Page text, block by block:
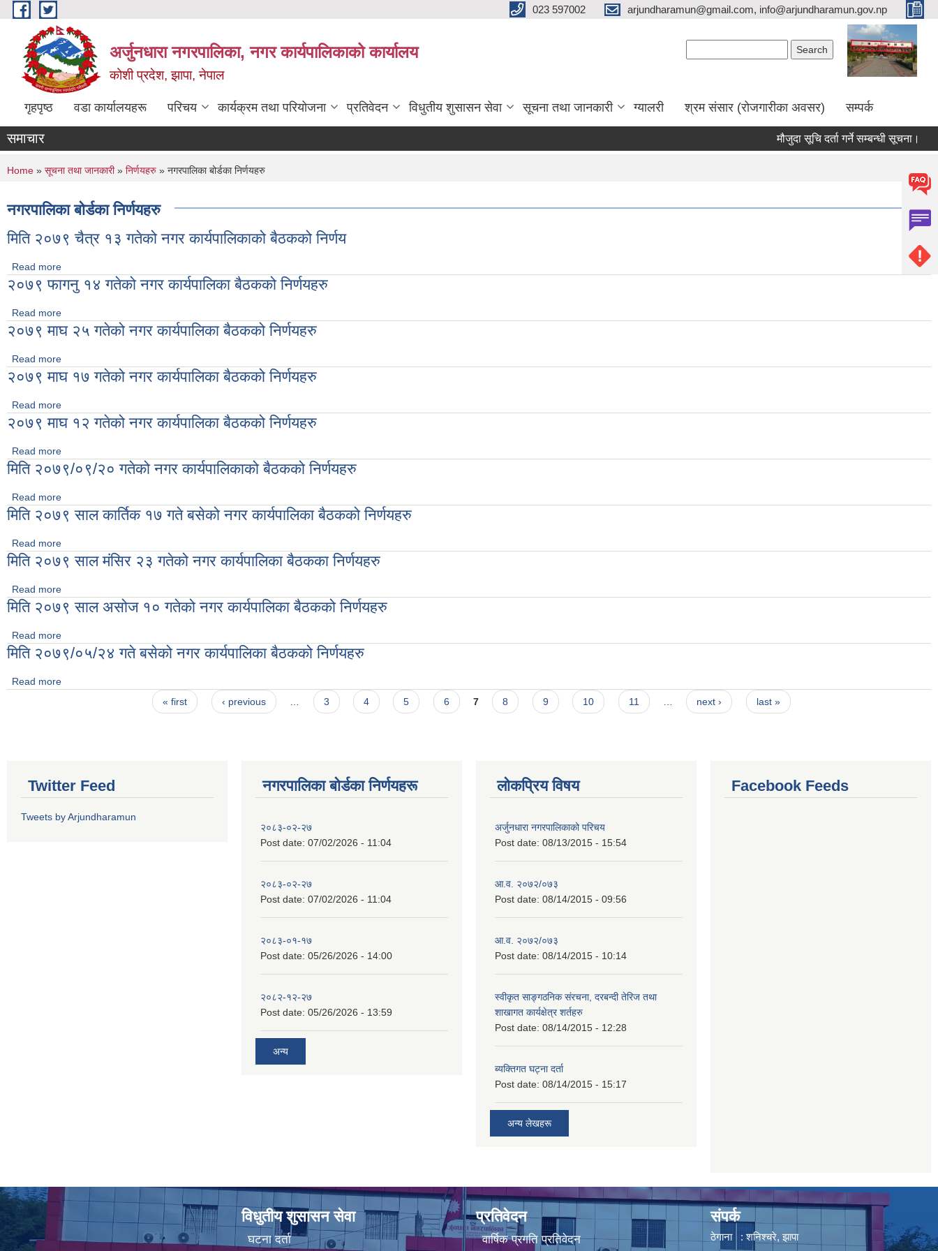
Skip to main content 023 597002 arjundharamun@gmail.com, info@arjundharamun.gov.np
अर्जुनधारा नगरपालिका, नगर कार्यपालिकाको कार्यालय
कोशी प्रदेश, झापा, नेपाल
गृहपृष्ठ वडा कार्यालयहरू परिचय कार्यक्रम तथा परियोजना प्रतिवेदन विधुतीय शुसासन सेवा सूचना तथा जानकारी ग्यालरी श्रम संसार (रोजगारीका अवसर) सम्पर्क
समाचार मौजुदा सूचि दर्ता गर्ने सम्बन्धी सूचना।
You are here
Home » सूचना तथा जानकारी» निर्णयहरु » नगरपालिका बोर्डका निर्णयहरु
नगरपालिका बोर्डका निर्णयहरु
मिति २०७९ चैत्र १३ गतेको नगर कार्यपालिकाको बैठकको निर्णय
Read more
२०७९ फागनु १४ गतेको नगर कार्यपालिका बैठकको निर्णयहरु
Read more
२०७९ माघ २५ गतेको नगर कार्यपालिका बैठकको निर्णयहरु
Read more
२०७९ माघ १७ गतेको नगर कार्यपालिका बैठकको निर्णयहरु
Read more
२०७९ माघ १२ गतेको नगर कार्यपालिका बैठकको निर्णयहरु
Read more
मिति २०७९/०९/२० गतेको नगर कार्यपालिकाको बैठकको निर्णयहरु
Read more
मिति २०७९ साल कार्तिक १७ गते बसेको नगर कार्यपालिका बैठकको निर्णयहरु
Read more
मिति २०७९ साल मंसिर २३ गतेको नगर कार्यपालिका बैठकका निर्णयहरु
Read more
मिति २०७९ साल असोज १० गतेको नगर कार्यपालिका बैठकको निर्णयहरु
Read more
मिति २०७९/०५/२४ गते बसेको नगर कार्यपालिका बैठकको निर्णयहरु
Read more
« first ‹ previous 3 4 5 6 7 8 9 10 11 next › last »
Twitter Feed
Tweets by Arjundharamun
नगरपालिका बाेर्डका निर्णयहरू
२०८३-०२-२७
Post date: 07/02/2026 - 11:04
२०८३-०२-२७
Post date: 07/02/2026 - 11:04
२०८३-०१-१७
Post date: 05/26/2026 - 14:00
२०८२-१२-२७
Post date: 05/26/2026 - 13:59
अन्य
लोकप्रिय विषय
अर्जुनधारा नगरपालिकाको परिचय
Post date: 08/13/2015 - 15:54
आ.व. २०७२/०७३
Post date: 08/14/2015 - 09:56
आ.व. २०७२/०७३
Post date: 08/14/2015 - 10:14
स्वीकृत साङ्गठनिक संरचना, दरबन्दी तेरिज तथा
शाखागत कार्यक्षेत्र शर्तहरु
Post date: 08/14/2015 - 12:28
ब्यक्तिगत घट्ना दर्ता
Post date: 08/14/2015 - 15:17
अन्य लेखहरू
Facebook Feeds
विधुतीय शुसासन सेवा
घटना दर्ता
प्रतिवेदन
वार्षिक प्रगति प्रतिवेदन
संपर्क
ठेगाना : शनिश्चरे, झापा